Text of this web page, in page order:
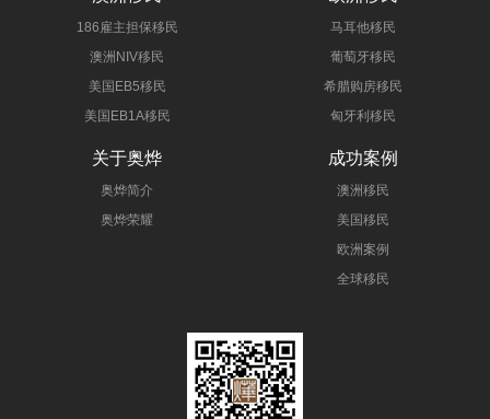
186雇主担保移民
澳洲NIV移民
美国EB5移民
美国EB1A移民
马耳他移民
葡萄牙移民
希腊购房移民
匈牙利移民
关于奥烨
奥烨简介
奥烨荣耀
成功案例
澳洲移民
美国移民
欧洲案例
全球移民